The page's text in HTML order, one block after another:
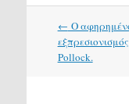
Post
navigation
← Ο
Pollock.